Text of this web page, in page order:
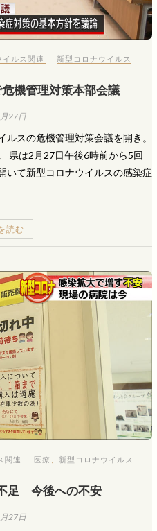
イルス関連 新型コロナウイルス
機管理対策本部会議
27日
スの危機管理対策会議を開き。
県は2月27日午後6時前から5回
いて新型コロナウイルスの感染症
読む
関連 医療 新型コロナウイルス
足 今後への不安
27日